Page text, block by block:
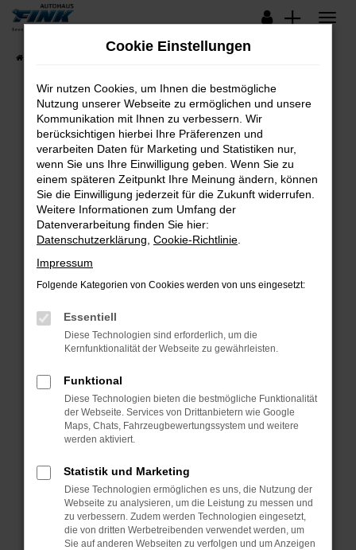
Zum
springen
Lagerfahrzeuge
Fehler: Network Error
Beim Laden ist ein Fehler aufgetreten.
Hier sind ein paar Tipps, die dir helfen können:
Überprüfe deine Firewall und deine
Internetverbindung.
Laden andere Webseiten, zum Beispiel deine
Suchmaschine?
Prüfe deine Browsererweiterungen.
können das Laden bestimmter Seiten
verhindern. Funktioniert die Seite in einem
anderen Browser oder in einem privaten
Starte dein Gerät neu.
Das kann manchmal helfen, vorübergehende
Probleme zu beheben.
Betriebssystem auf dem neuesten Stand
sind.
Veraltete Software birgt nicht nur ein
Sicherheitsrisiko, sondern kann auch dazu
führen, dass bestimmte Funktionen nicht mehr
Cookie Einstellungen
Wir nutzen Cookies, um Ihnen die bestmögliche
Nutzung unserer Webseite zu ermöglichen und unsere
Kommunikation mit Ihnen zu verbessern. Wir
berücksichtigen hierbei Ihre Präferenzen und
verarbeiten Daten für Marketing und Statistiken nur,
wenn Sie uns Ihre Einwilligung geben. Wenn Sie zu
einem späteren Zeitpunkt Ihre Meinung ändern, können
Sie die Einwilligung jederzeit für die Zukunft widerrufen.
Weitere Informationen zum Umfang der
Datenverarbeitung finden Sie hier:
Datenschutzerklärung Cookie-Richtlinie
Impressum
Folgende Kategorien von Cookies werden von uns eingesetzt:
Essentiell
Diese Technologien sind erforderlich, um die
Kernfunktionalität der Webseite zu gewährleisten.
Funktional
Diese Technologien bieten die bestmögliche Funktionalität
der Webseite. Services von Drittanbietern wie Google
Maps, Chats, Fahrzeugbewertungssystem und weitere
werden aktiviert.
Statistik und Marketing
Diese Technologien ermöglichen es uns, die Nutzung der
Webseite zu analysieren, um die Leistung zu messen und
zu verbessern. Zudem werden Technologien eingesetzt,
die von dritten Werbetreibenden verwendet werden, um
Sie auf anderen Webseiten zu verfolgen und um Anzeigen